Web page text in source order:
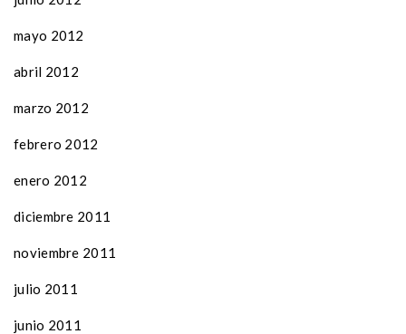
mayo 2012
abril 2012
marzo 2012
febrero 2012
enero 2012
diciembre 2011
noviembre 2011
julio 2011
junio 2011